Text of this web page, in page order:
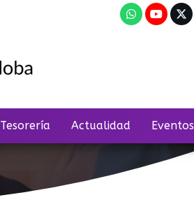
Tesorería Actualidad Eventos